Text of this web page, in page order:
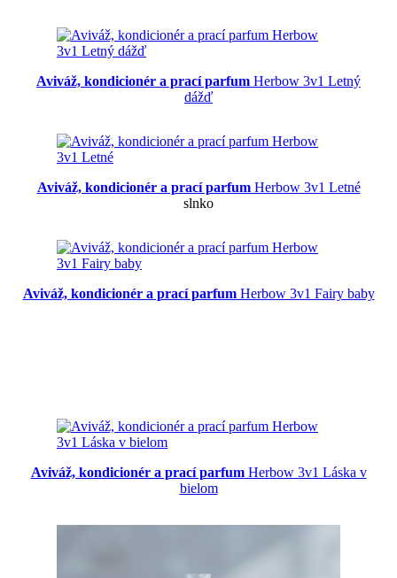
Aviváž, kondicionér a prací parfum Herbow 3v1 Letný
dážď
Aviváž, kondicionér a prací parfumHerbow 3v1 Letné
slnko
Aviváž, kondicionér a prací parfumHerbow 3v1 Fairy baby
Aviváž, kondicionér a prací parfumHerbow 3v1 Láska v
bielom